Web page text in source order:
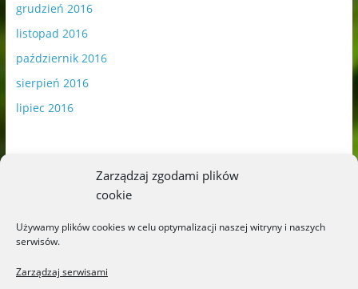
Zarządzaj zgodami plików
cookie
Używamy plików cookies w celu optymalizacji naszej witryny i naszych
serwisów.
Zarządzaj serwisami
grudzień 2016
listopad 2016
październik 2016
sierpień 2016
lipiec 2016